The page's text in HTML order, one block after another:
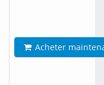
Acheter